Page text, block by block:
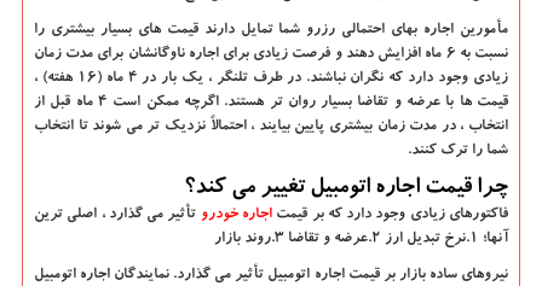
مأمورین اجاره بهای احتمالی رزرو شما تمایل دارند قیمت های بسیار بیشتری را
نسبت به 6 ماه افزایش دهند و فرصت زیادی برای اجاره ناوگانشان برای مدت زمان
زیادی وجود دارد که نگران نباشند. در طرف تلنگر ، یک بار در 4 ماه (16 هفته) ،
قیمت ها با عرضه و تقاضا بسیار روان تر هستند. اگرچه ممکن است 4 ماه قبل از
انتخاب ، در مدت زمان بیشتری پایین بیایند ، احتمالاً نزدیک تر می شوند تا انتخاب
شما را ترک کنند.
چرا قیمت اجاره اتومبیل تغییر می کند؟
فاکتورهای زیادی وجود دارد که بر قیمت اجاره خودرو تأثیر می گذارد ، اصلی ترین
آنها؛ 1.نرخ تبدیل ارز 2.عرضه و تقاضا 3.روند بازار
نیروهای ساده بازار بر قیمت اجاره اتومبیل تأثیر می گذارد. نمایندگان اجاره اتومبیل